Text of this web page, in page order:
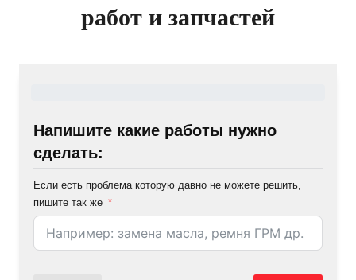
работ и запчастей
Напишите какие работы нужно
сделать:
Если есть проблема которую давно не можете решить,
пишите так же